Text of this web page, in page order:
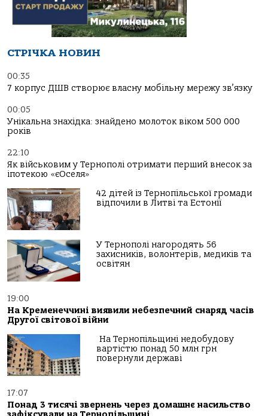
СТРІЧКА НОВИН
00:35
7 корпус ДШВ створює власну мобільну мережу зв’язку
00:05
Унікальна знахідка: знайдено молоток віком 500 000
років
22:10
Як військовим у Тернополі отримати перший внесок за
іпотекою «єОселя»
42 дітей із Тернопільської громади
відпочили в Литві та Естонії
У Тернополі нагородять 56
захисників, волонтерів, медиків та
освітян
19:00
На Кременеччині виявили небезпечний снаряд часів
Другої світової війни
На Тернопільщині недобудову
вартістю понад 50 млн грн
повернули державі
17:07
Понад 3 тисячі звернень через домашнє насильство